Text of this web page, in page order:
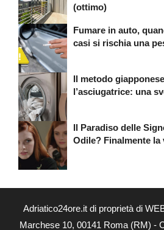
(ottimo)
Fumare in auto,
casi si rischia una
Il metodo
l’asciugatrice: una
Il Paradiso delle
Odile? Finalmente la
Adriatico24ore.it di proprietà di
Marchese 10, 00141 Roma (RM) -